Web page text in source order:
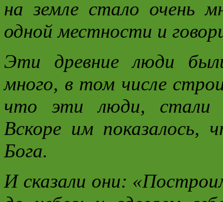
на земле стало очень
одной местности и
Эти древние люди
много, в том числе
что эти люди, стали
Вскоре им показалось,
Бога.
И сказали они: